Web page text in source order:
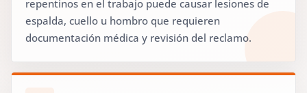
repentinos en el trabajo puede causar lesiones de
espalda, cuello u hombro que requieren
documentación médica y revisión del reclamo.